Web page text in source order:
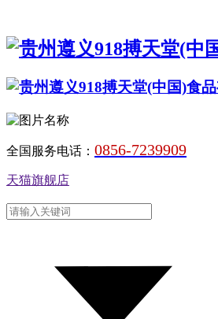
全国服务电话： 0856-7239909
天猫旗舰店